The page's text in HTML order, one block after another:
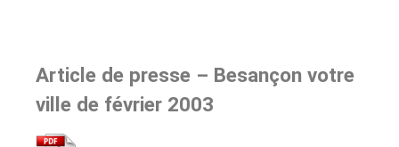
Article de presse – Besançon votre
ville de février 2003